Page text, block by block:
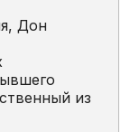
Дон
из